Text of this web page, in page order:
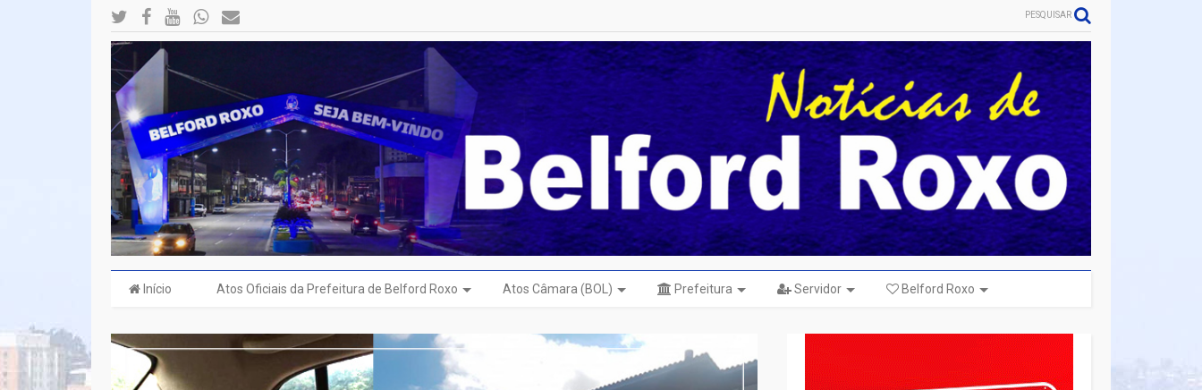
PESQUISAR
Início Atos Oficiais da Prefeitura de Belford Roxo Atos Câmara (BOL) Prefeitura Servidor Belford Roxo